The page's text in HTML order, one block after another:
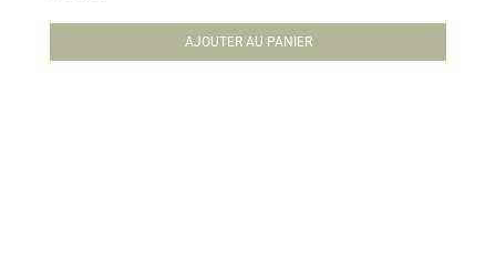
AJOUTER AU PANIER